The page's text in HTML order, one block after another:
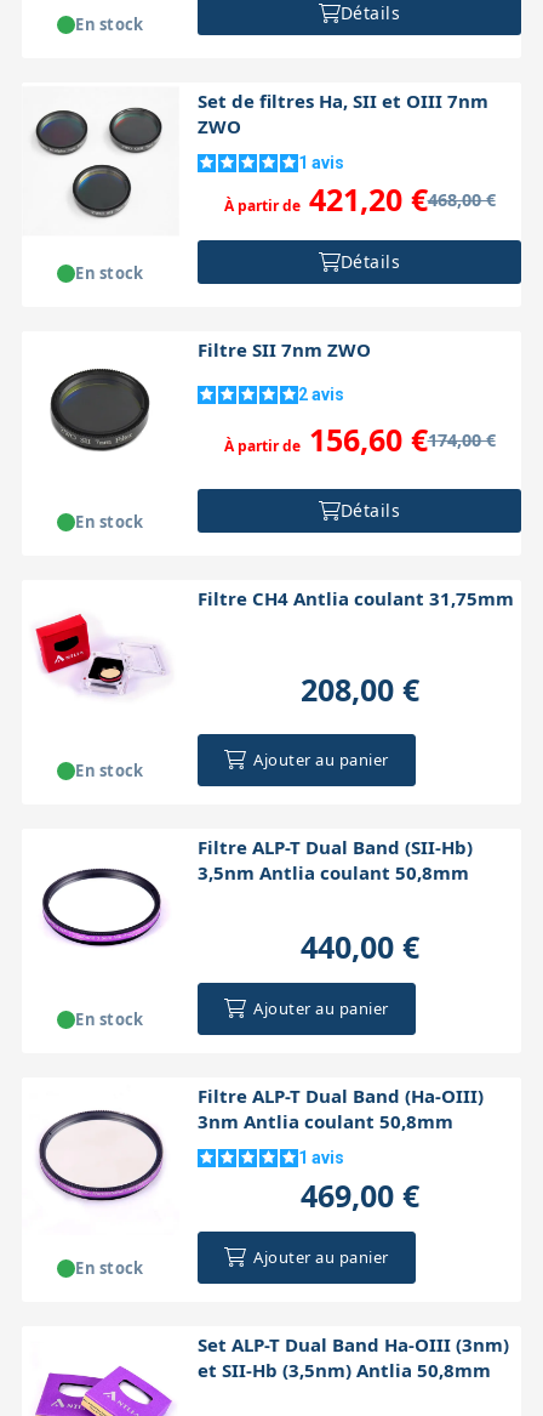
Détails
En stock
Set de filtres Ha, SII et OIII 7nm
ZWO
1 avis
468,00 €
À partir de421,20 €
Détails
En stock
Filtre SII 7nm ZWO
2avis
174,00 €
À partir de156,60 €
Détails
En stock
Filtre CH4 Antlia coulant 31,75mm
208,00 €
Ajouter au panier
En stock
Filtre ALP-T Dual Band (SII-Hb)
3,5nm Antlia coulant 50,8mm
440,00 €
Ajouter au panier
En stock
Filtre ALP-T Dual Band (Ha-OIII)
3nm Antlia coulant 50,8mm
1 avis
469,00 €
Ajouter au panier
En stock
Set ALP-T Dual Band Ha-OIII (3nm)
et SII-Hb (3,5nm) Antlia 50,8mm